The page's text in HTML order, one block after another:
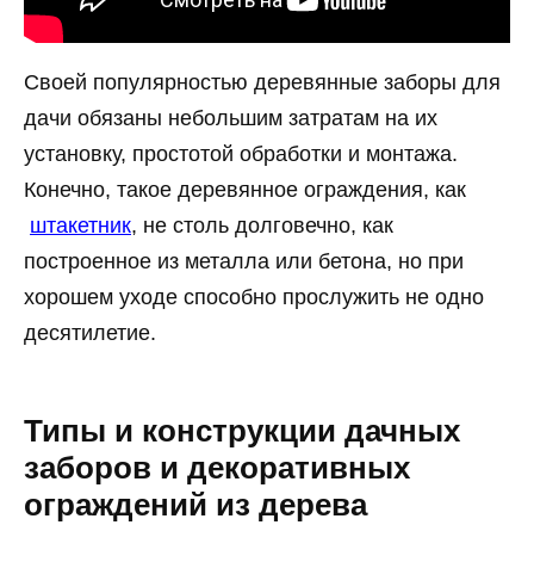
Своей популярностью деревянные заборы для
дачи обязаны небольшим затратам на их
установку, простотой обработки и монтажа.
Конечно, такое деревянное ограждения, как
штакетник, не столь долговечно, как
построенное из металла или бетона, но при
хорошем уходе способно прослужить не одно
десятилетие.
Типы и конструкции дачных
заборов и декоративных
ограждений из дерева